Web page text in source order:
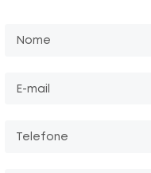
Nome
E-mail
Telefone